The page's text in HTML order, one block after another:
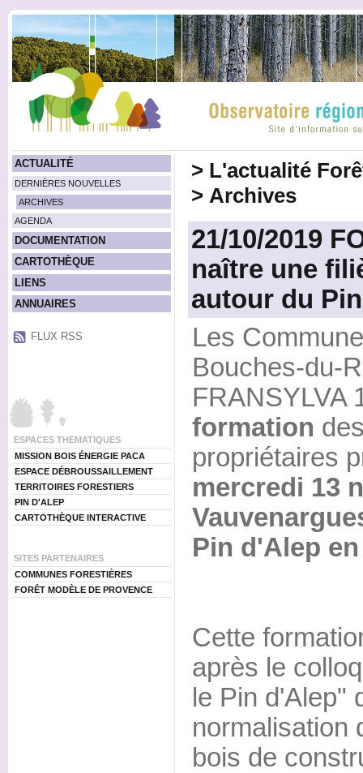
ACTUALITÉ
DERNIÈRES NOUVELLES
ARCHIVES
AGENDA
DOCUMENTATION
CARTOTHÈQUE
LIENS
ANNUAIRES
FLUX RSS
ESPACES THEMATIQUES
MISSION BOIS ÉNERGIE PACA
ESPACE DÉBROUSSAILLEMENT
TERRITOIRES FORESTIERS
PIN D'ALEP
CARTOTHÈQUE INTERACTIVE
SITES PARTENAIRES
COMMUNES FORESTIÈRES
FORÊT MODÈLE DE PROVENCE
> L'actualité
> Archives
21/10/2019
naître une
autour du
Les
Bouches-du-
FRANSYLVA
formation
propriétaires
mercredi 13
Pin d'Alep
Cette
après le
le Pin d'Alep"
normalisation
bois de